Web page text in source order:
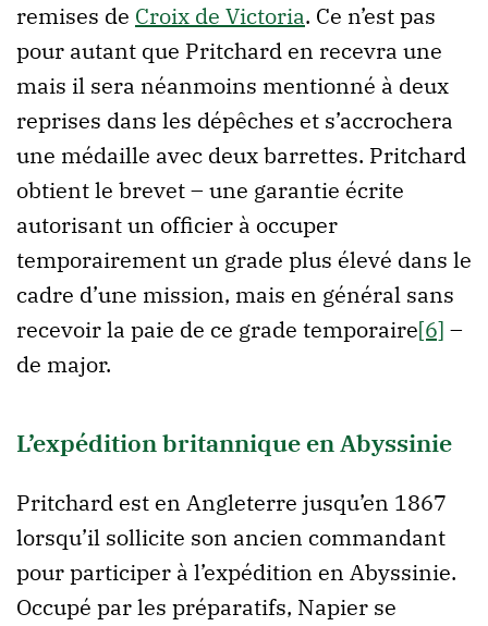
remises de Croix de Victoria. Ce n’est pas
pour autant que Pritchard en recevra une
mais il sera néanmoins mentionné à deux
reprises dans les dépêches et s’accrochera
une médaille avec deux barrettes. Pritchard
obtient le brevet – une garantie écrite
autorisant un officier à occuper
temporairement un grade plus élevé dans le
cadre d’une mission, mais en général sans
recevoir la paie de ce grade temporaire[6] –
de major.
L’expédition britannique en Abyssinie
Pritchard est en Angleterre jusqu’en 1867
lorsqu’il sollicite son ancien commandant
pour participer à l’expédition en Abyssinie.
Occupé par les préparatifs, Napier se